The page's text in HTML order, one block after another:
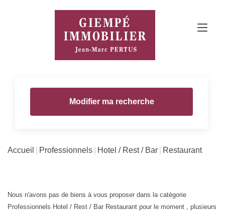
Modifier ma recherche
Accueil Professionnels Hotel / Rest / Bar Restaurant
Nous n'avons pas de biens à vous proposer dans la catégorie
Professionnels Hotel / Rest / Bar Restaurant pour le moment , plusieurs